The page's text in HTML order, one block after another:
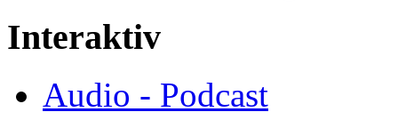
Interaktiv
Audio - Podcast